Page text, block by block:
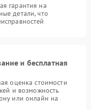
гарантия на
детали, что
и бесплатная
оценка стоимости
и возможность
или онлайн на